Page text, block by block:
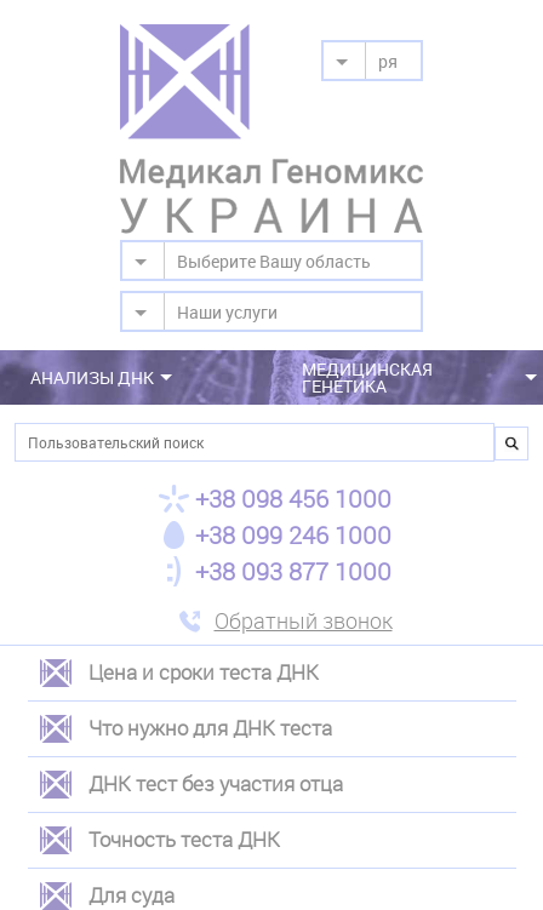
ря
Выберите Вашу область
Наши услуги
АНАЛИЗЫ ДНК МЕДИЦИНСКАЯ
ГЕНЕТИКА
Поиск
+38 098 456 1000
+38 099 246 1000
+38 093 877 1000
Обратный звонок
ЛЕВОЕ
МЕНЮ
Цена и сроки теста ДНК
Что нужно для ДНК теста
ДНК тест без участия отца
Точность теста ДНК
Для суда